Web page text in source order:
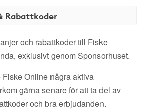
Rabattkoder
och rabattkoder till Fiske
exklusivt genom Sponsorhuset.
Online några aktiva
gärna senare för att ta del av
och bra erbjudanden.